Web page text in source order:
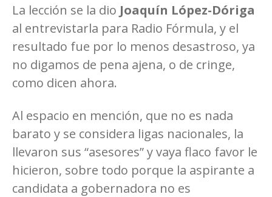
La lección se la dio Joaquín López-Dóriga
al entrevistarla para Radio Fórmula, y el
resultado fue por lo menos desastroso, ya
no digamos de pena ajena, o de cringe,
como dicen ahora.
Al espacio en mención, que no es nada
barato y se considera ligas nacionales, la
llevaron sus “asesores” y vaya flaco favor le
hicieron, sobre todo porque la aspirante a
candidata a gobernadora no es